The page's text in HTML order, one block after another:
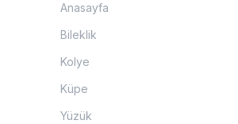
Anasayfa
Bileklik
Kolye
Küpe
Yüzük